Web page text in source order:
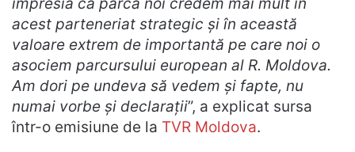
impresia că parcă noi credem mai mult în
acest parteneriat strategic și în această
valoare extrem de importantă pe care noi o
asociem parcursului european al R. Moldova.
Am dori pe undeva să vedem şi fapte, nu
numai vorbe și declarații”, a explicat sursa
într-o emisiune de la TVR Moldova.